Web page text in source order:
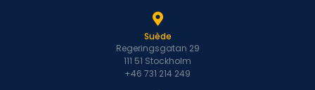
Suède
Regeringsgatan 29
111 51 Stockholm
+46 731 214 249